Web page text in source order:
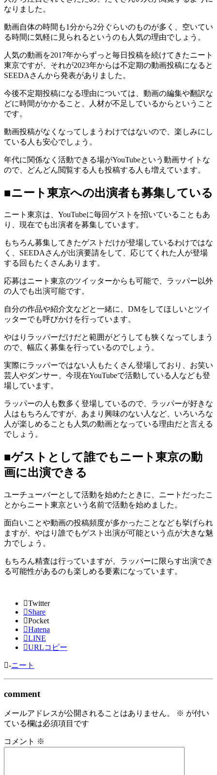
なりました。
動画自体の時間も1分から2分ぐらいのものが多く、空いてい
る時間に気軽に見られるというのも人気の理由でしょう。
人気の動画を2017年からずっと毎日投稿を続けてきたニート
東京ですが、それが2023年からは不定期の動画投稿になると
SEEDAさんから発表がありました。
今後不定期投稿になる理由については、動画の編集や翻訳な
どに時間がかかること、人材が不足しているからということ
です。
動画投稿がなくなってしまうわけではないので、楽しみにし
ている人も安心でしょう。
年代に関係なく活動できる場がYouTubeという動画サイトな
ので、どんどん閲覧する人も投稿する人も増えています。
■ニート東京への出演者も募集している
ニート東京は、YouTubeに毎回ゲストを招いていることもあ
り、現在でも出演者を募集しています。
もちろん募集してきたゲストだけが登場しているわけではな
く、SEEDAさんが出演要請をして、応じてくれた人が登場
する回もたくさんあります。
応募はニート東京のツイッターからも可能で、ラッパー以外
の人でも出演可能です。
自分の作品や紹介文などと一緒に、DMをしてほしいとツイ
ッターでも呼びかけを行っています。
やはりラッパーだけだと範囲がどうしても狭くなってしまう
ので、幅広く募集を行っているのでしょう。
実際にラッパーではない人もたくさん登場しており、お笑い
芸人やダンサー、今現在YouTubeで活動している人なども登
場しています。
ラッパーの人も数多く登場しているので、ラッパーが好きな
人はもちろんですが、あまり興味のない人など、いろいろな
人が楽しめることも人気の動画となっている理由だと言える
でしょう。
■ゲストとして誰でもニート東京の動
画に出演できる
ユーチューバーとして活動を始めたときに、ニートだったこ
とからニート東京という名前で活動を始めました。
面白いことや動画の投稿頻度が多かったことなども挙げられ
ますが、やはり誰でもゲスト出演が可能という点が大きな魅
力でしょう。
もちろん精査は行っていますが、ラッパーに限らす出演でき
る可能性があるのも楽しめる要素になっています。
Twitter
Share
Pocket
Hatena
LINE
URLコピー
-ニート
comment
メールアドレスが公開されることはありません。 ※ が付い
ている欄は必須項目です
コメント ※